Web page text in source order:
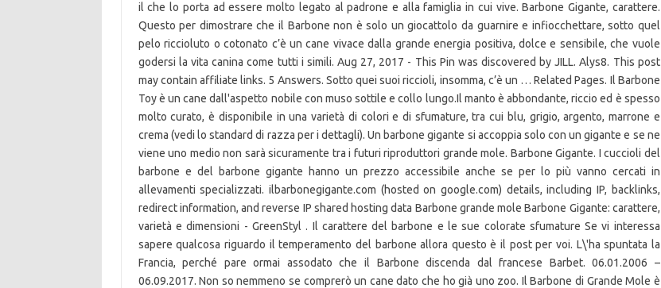
il che lo porta ad essere molto legato al padrone e alla famiglia in cui vive. Barbone Gigante, carattere.
Questo per dimostrare che il Barbone non è solo un giocattolo da guarnire e infiocchettare, sotto quel
pelo riccioluto o cotonato c’è un cane vivace dalla grande energia positiva, dolce e sensibile, che vuole
godersi la vita canina come tutti i simili. Aug 27, 2017 - This Pin was discovered by JILL. Alys8. This post
may contain affiliate links. 5 Answers. Sotto quei suoi riccioli, insomma, c’è un … Related Pages. Il Barbone
Toy è un cane dall'aspetto nobile con muso sottile e collo lungo.Il manto è abbondante, riccio ed è spesso
molto curato, è disponibile in una varietà di colori e di sfumature, tra cui blu, grigio, argento, marrone e
crema (vedi lo standard di razza per i dettagli). Un barbone gigante si accoppia solo con un gigante e se ne
viene uno medio non sarà sicuramente tra i futuri riproduttori grande mole. Barbone Gigante. I cuccioli del
barbone e del barbone gigante hanno un prezzo accessibile anche se per lo più vanno cercati in
allevamenti specializzati. ilbarbonegigante.com (hosted on google.com) details, including IP, backlinks,
redirect information, and reverse IP shared hosting data Barbone grande mole Barbone Gigante: carattere,
varietà e dimensioni - GreenStyl . Il carattere del barbone e le sue colorate sfumature Se vi interessa
sapere qualcosa riguardo il temperamento del barbone allora questo è il post per voi. L\'ha spuntata la
Francia, perché pare ormai assodato che il Barbone discenda dal francese Barbet. 06.01.2006 –
06.09.2017. Non so nemmeno se comprerò un cane dato che ho già uno zoo. Il Barbone di Grande Mole è